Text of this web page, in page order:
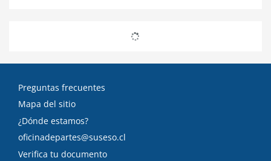
Preguntas frecuentes
Mapa del sitio
¿Dónde estamos?
oficinadepartes@suseso.cl
Verifica tu documento